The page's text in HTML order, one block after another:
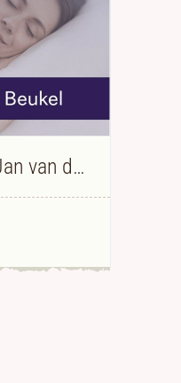
E-book Slaap - Jan van den Beukel